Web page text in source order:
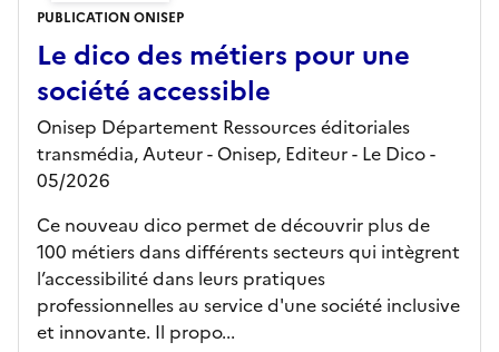
PUBLICATION ONISEP
Le dico des métiers pour une
société accessible
Onisep Département Ressources éditoriales
transmédia, Auteur - Onisep, Editeur- Le Dico-
05/2026
Ce nouveau dico permet de découvrir plus de
100 métiers dans différents secteurs qui intègrent
l’accessibilité dans leurs pratiques
professionnelles au service d'une société inclusive
et innovante. Il propo...